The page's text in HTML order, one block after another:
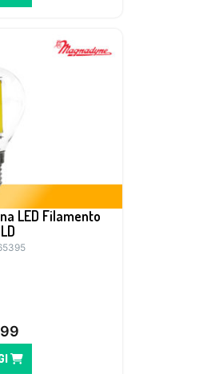
LED Filamento